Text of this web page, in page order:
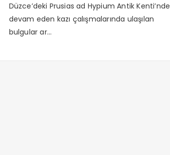
Düzce’deki Prusias ad Hypium Antik Kenti’nde
devam eden kazı çalışmalarında ulaşılan
bulgular ar...